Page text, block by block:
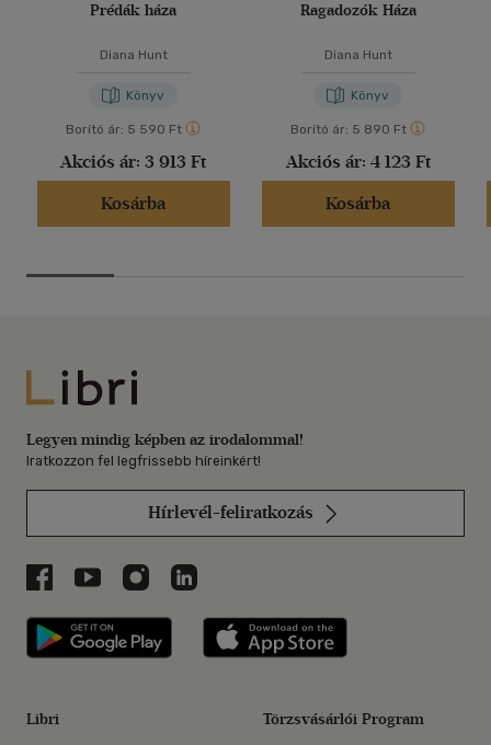
Prédák háza
Diana Hunt
Könyv
Borító ár: 5 590 Ft
Akciós ár: 3 913 Ft
Kosárba
Ragadozók Háza
Diana Hunt
Könyv
Borító ár: 5 890 Ft
Akciós ár: 4 123 Ft
Kosárba
Libri
Legyen mindig képben az irodalommal!
Iratkozzon fel legfrissebb híreinkért!
Hírlevél-feliratkozás
Libri a Facebookon
Libri a Youtube-on
Libri az Instagramon
Libri a LinkedInen
Libri applikáció Szerezd meg: Google
Libri Törzsvásárlói Program